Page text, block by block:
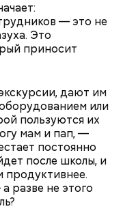
— это не
Это
приносит
дают им
или
пользуются их
мам и пап, —
постоянно
после школы, и
продуктивнее.
разве не этого
требуется
а обжаренные
блендером
эти массы
кастрюле на
томатную пасту.
добавить 2